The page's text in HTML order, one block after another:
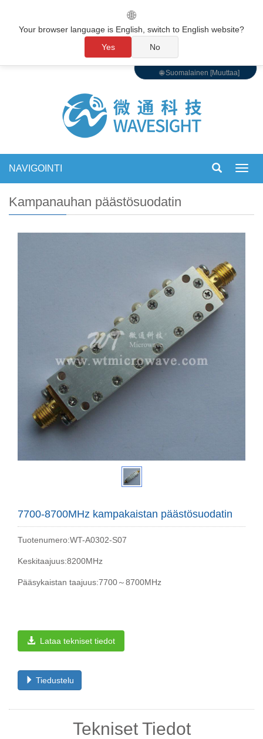
🌐 Suomalainen [Muuttaa]
NAVIGOINTI
Kampanauhan päästösuodatin
7700-8700MHz kampakaistan päästösuodatin
Tuotenumero:WT-A0302-S07
Keskitaajuus:8200MHz
Pääsykaistan taajuus:7700～8700MHz
Lataa tekniset tiedot
Tiedustelu
Tekniset Tiedot
🌐
Your browser language is English, switch to English website?
Yes
No